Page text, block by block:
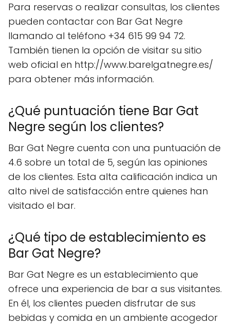
Para reservas o realizar consultas, los clientes
pueden contactar con Bar Gat Negre
llamando al teléfono +34 615 99 94 72.
También tienen la opción de visitar su sitio
web oficial en http://www.barelgatnegre.es/
para obtener más información.
¿Qué puntuación tiene Bar Gat
Negre según los clientes?
Bar Gat Negre cuenta con una puntuación de
4.6 sobre un total de 5, según las opiniones
de los clientes. Esta alta calificación indica un
alto nivel de satisfacción entre quienes han
visitado el bar.
¿Qué tipo de establecimiento es
Bar Gat Negre?
Bar Gat Negre es un establecimiento que
ofrece una experiencia de bar a sus visitantes.
En él, los clientes pueden disfrutar de sus
bebidas y comida en un ambiente acogedor